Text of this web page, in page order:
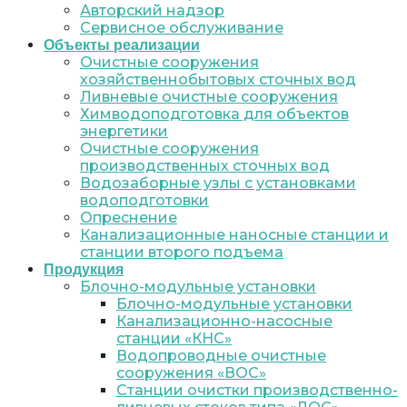
Авторский надзор
Сервисное обслуживание
Объекты реализации
Очистные сооружения
хозяйственнобытовых сточных вод
Ливневые очистные сооружения
Химводоподготовка для объектов
энергетики
Очистные сооружения
производственных сточных вод
Водозаборные узлы с установками
водоподготовки
Опреснение
Канализационные наносные станции и
станции второго подъема
Продукция
Блочно-модульные установки
Блочно-модульные установки
Канализационно-насосные
станции «КНС»
Водопроводные очистные
сооружения «ВОС»
Станции очистки производственно-